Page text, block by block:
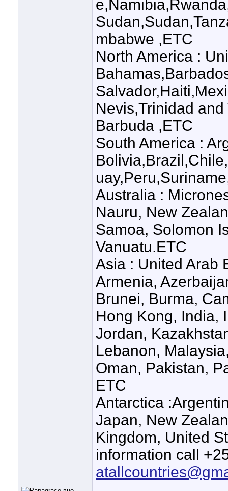
mbabwe ,ETC
North America :
Nevis,Trinidad
Barbuda ,ETC
South America :
Australia :
Nauru, New
Samoa, Solomon
Vanuatu.ETC
Asia : United Arab
Armenia,
Brunei, Burma,
Hong Kong, India,
Jordan,
Lebanon,
Oman, Pakistan,
ETC
Antarctica
Japan, New
Kingdom, United
information call